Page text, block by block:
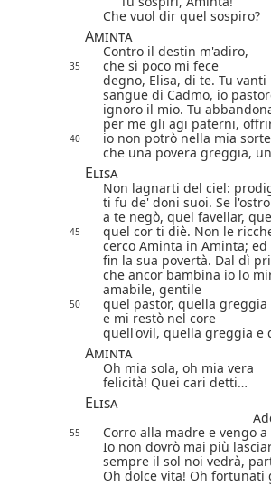
Che vuol dir quel sospiro?
Aminta
Contro il destin m'adiro,
35
che sì poco mi fece
degno, Elisa, di te. Tu
sangue di Cadmo, io
ignoro il mio. Tu
per me gli agi paterni,
40
io non potrò nella mia
che una povera greggia,
Elisa
Non lagnarti del ciel:
ti fu de' doni suoi. Se
a te negò, quel favellar,
45
quel cor ti diè. Non le
cerco Aminta in Aminta;
fin la sua povertà. Dal dì
che ancor bambina io lo
amabile, gentile
50
quel pastor, quella greggia
e mi restò nel core
quell'ovil, quella greggia e
Aminta
Oh mia sola, oh mia vera
felicità! Quei cari detti…
Elisa
55
Corro alla madre e vengo
Io non dovrò mai più
sempre il sol noi vedrà,
Oh dolce vita! Oh fortunati